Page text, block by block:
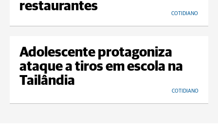
restaurantes
COTIDIANO
Adolescente protagoniza
ataque a tiros em escola na
Tailândia
COTIDIANO